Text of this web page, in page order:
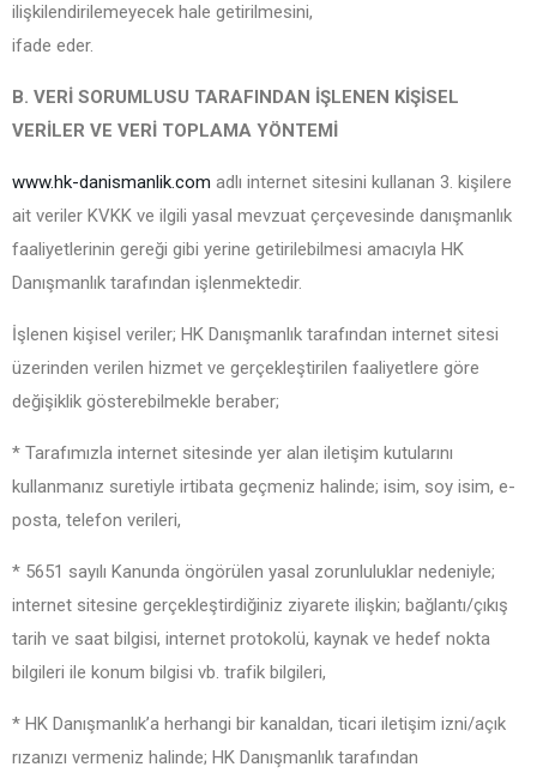
ilişkilendirilemeyecek hale getirilmesini,
ifade eder.
B. VERİ SORUMLUSU TARAFINDAN İŞLENEN KİŞİSEL
VERİLER VE VERİ TOPLAMA YÖNTEMİ
www.hk-danismanlik.com adlı internet sitesini kullanan 3. kişilere
ait veriler KVKK ve ilgili yasal mevzuat çerçevesinde danışmanlık
faaliyetlerinin gereği gibi yerine getirilebilmesi amacıyla HK
Danışmanlık tarafından işlenmektedir.
İşlenen kişisel veriler; HK Danışmanlık tarafından internet sitesi
üzerinden verilen hizmet ve gerçekleştirilen faaliyetlere göre
değişiklik gösterebilmekle beraber;
* Tarafımızla internet sitesinde yer alan iletişim kutularını
kullanmanız suretiyle irtibata geçmeniz halinde; isim, soy isim, e-
posta, telefon verileri,
* 5651 sayılı Kanunda öngörülen yasal zorunluluklar nedeniyle;
internet sitesine gerçekleştirdiğiniz ziyarete ilişkin; bağlantı/çıkış
tarih ve saat bilgisi, internet protokolü, kaynak ve hedef nokta
bilgileri ile konum bilgisi vb. trafik bilgileri,
* HK Danışmanlık’a herhangi bir kanaldan, ticari iletişim izni/açık
rızanızı vermeniz halinde; HK Danışmanlık tarafından